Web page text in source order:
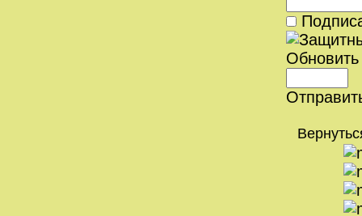
Обновить